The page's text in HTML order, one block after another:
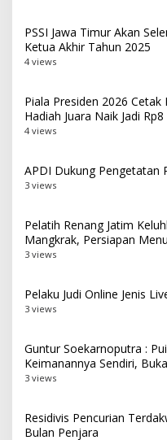
PSSI Jawa Timur Akan
Ketua Akhir Tahun 2025
4 views
Piala Presiden 2026
Hadiah Juara Naik Jadi
4 views
APDI Dukung Pengetatan
3 views
Pelatih Renang Jatim
Mangkrak, Persiapan
3 views
Pelaku Judi Online Jenis
3 views
Guntur Soekarnoputra :
Keimanannya Sendiri,
3 views
Residivis Pencurian
Bulan Penjara